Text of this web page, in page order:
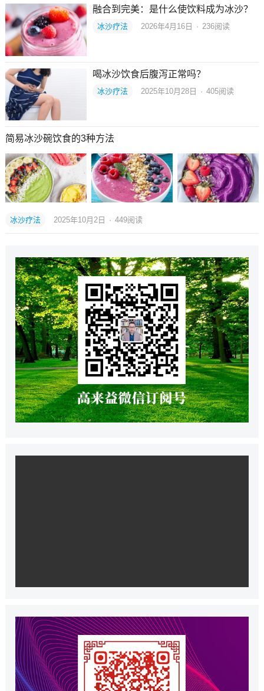
融合到完美：是什么使饮料成为冰沙？
冰沙疗法 2026年4月16日 · 236阅读
喝冰沙饮食后腹泻正常吗？
冰沙疗法 2025年10月28日 · 405阅读
简易冰沙碗饮食的3种方法
冰沙疗法 2025年10月2日 · 449阅读